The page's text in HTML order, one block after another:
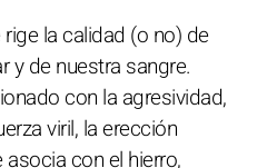
la calidad (o no) de
y de nuestra sangre.
con la agresividad,
viril, la erección
con el hierro,